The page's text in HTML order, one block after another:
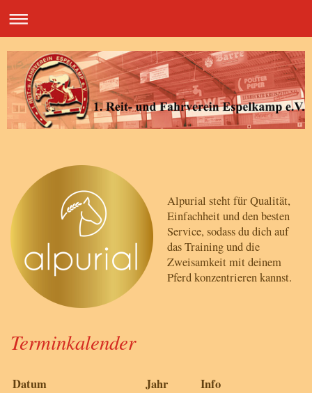
Alpurial steht für Qualität,
Einfachheit und den besten
Service, sodass du dich auf
das Training und die
Zweisamkeit mit deinem
Pferd konzentrieren kannst.
Terminkalender
Datum Jahr Info